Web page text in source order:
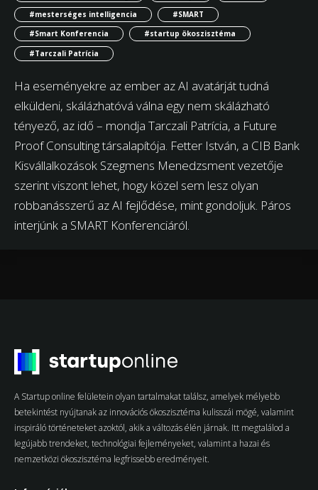
#mesterséges intelligencia
#SMART
#Smart Konferencia
#startup ökoszisztéma
#Tarczali Patrícia
Ha eseményekre az ember az AI avatárját tudná
elküldeni, skálázhatóvá válna egy nem skálázható
tényező, az idő – mondja Tarczali Patrícia, a Future
Proof Consulting társalapítója. Fetter István, a CIB Bank
Kisvállalkozások Szegmens Menedzsment vezetője
szerint viszont lehet, hogy közel sem lesz olyan
robbanásszerű az AI fejlődése, mint gondoljuk. Páros
interjúnk a SMART Konferenciáról.
A Startup online felületein olyan tartalmakat találsz, amelyek mélyebb
betekintést nyújtanak az innovációs ökoszisztéma kulisszái mögé, valamint
inspiráló történeteket azoktól, akik a változás élén járnak. Itt megtalálod a
legújabb trendeket, technológiai fejleményeket, valamint a hazai és
nemzetközi ökoszisztéma legfrissebb eredményeit.